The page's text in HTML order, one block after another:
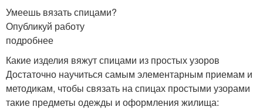
Умеешь вязать спицами?
Опубликуй работу
подробнее
Какие изделия вяжут спицами из простых узоров
Достаточно научиться самым элементарным приемам и
методикам, чтобы связать на спицах простыми узорами
такие предметы одежды и оформления жилища: